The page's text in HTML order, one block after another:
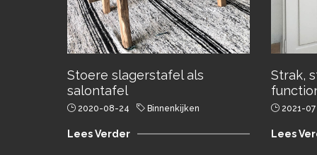
Stoere slagerstafel als
salontafel
2020-08-24 Binnenkijken
Lees Verder
Strak,
2021-07
Lees